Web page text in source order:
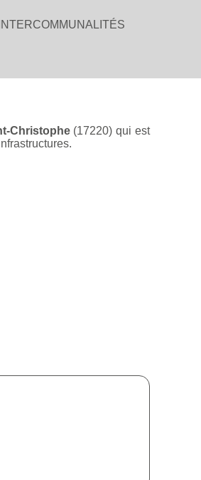
INTERCOMMUNALITÉS
Christophe(17220) qui est